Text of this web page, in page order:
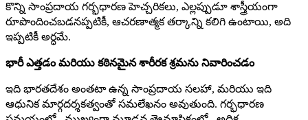
కొన్ని సాంప్రదాయ గర్భధారణ హెచ్చరికలు, ఎల్లప్పుడూ శాస్త్రీయంగా
రూపొందించబడనప్పటికీ, ఆచరణాత్మక తర్కాన్ని కలిగి ఉంటాయి, అది
ఇప్పటికీ అర్ధమే.
భారీ ఎత్తడం మరియు కఠినమైన శారీరక శ్రమను నివారించడం
ఇది భారతదేశం అంతటా ఉన్న సాంప్రదాయ సలహా, మరియు ఇది
ఆధునిక మార్గదర్శకత్వంతో సమలేఖనం అవుతుంది. గర్భధారణ